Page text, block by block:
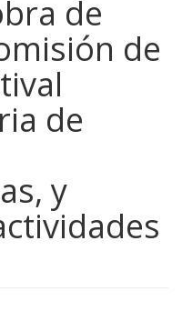
de
de
de
y